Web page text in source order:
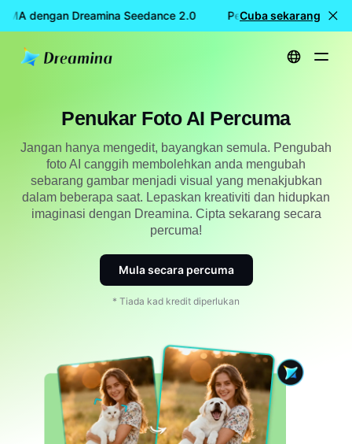
dengan Dreamina Seedance 2.0 Penciptaan video
Cuba sekarang
Utama Alatan Penukar Foto AI Percuma
Penukar Foto AI Percuma
Jangan hanya mengedit, bayangkan semula. Pengubah
foto AI canggih membolehkan anda mengubah
sebarang gambar menjadi visual yang menakjubkan
dalam beberapa saat. Lepaskan kreativiti dan hidupkan
imaginasi dengan Dreamina. Cipta sekarang secara
percuma!
Mula secara percuma
* Tiada kad kredit diperlukan